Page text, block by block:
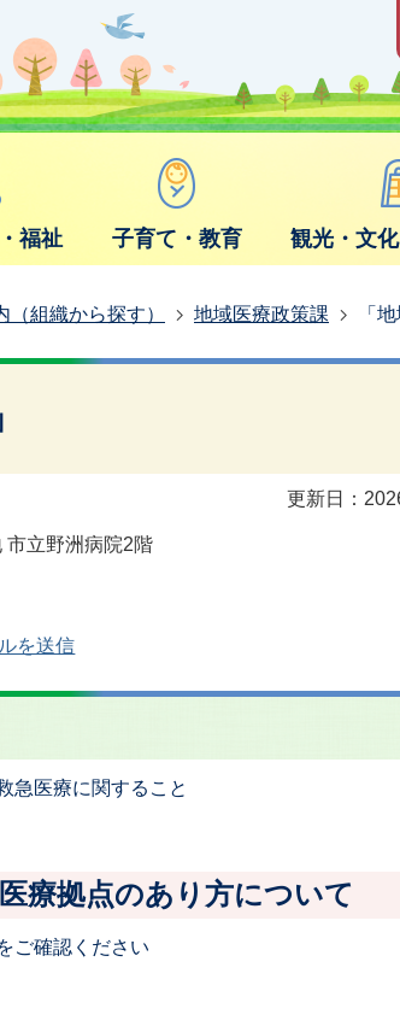
福祉 子育て・教育 観光・文
（組織から探す） 地域医療政策課 「
更新日：
市立野洲病院2階
を送信
急医療に関すること
療拠点のあり方について
ご確認ください